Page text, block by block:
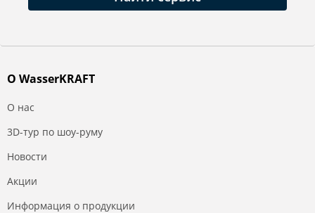
О WasserKRAFT
О нас
3D-тур по шоу-руму
Новости
Акции
Информация о продукции